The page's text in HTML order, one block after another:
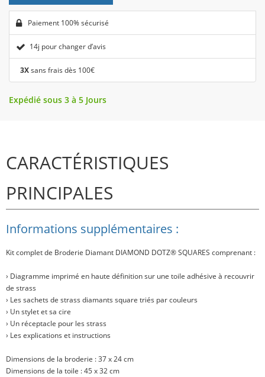
Paiement 100% sécurisé
14j pour changer d’avis
3Xsans frais dès 100€
Expédié sous 3 à 5 Jours
CARACTÉRISTIQUES
PRINCIPALES
Informations supplémentaires :
Kit complet de Broderie Diamant DIAMOND DOTZ® SQUARES comprenant :
› Diagramme imprimé en haute définition sur une toile adhésive à recouvrir
de strass
› Les sachets de strass diamants square triés par couleurs
› Un stylet et sa cire
› Un réceptacle pour les strass
› Les explications et instructions
Dimensions de la broderie : 37 x 24 cm
Dimensions de la toile : 45 x 32 cm